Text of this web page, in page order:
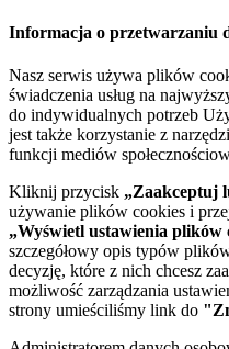
Informacja o przetwarzaniu
Nasz serwis używa plików
świadczenia usług na
do indywidualnych potrzeb
jest także korzystanie z
funkcji mediów
Kliknij przycisk „Zaakceptuj
używanie plików cookies i
„Wyświetl ustawienia plików
szczegółowy opis typów
decyzję, które z nich chcesz
możliwość zarządzania
strony umieściliśmy link do